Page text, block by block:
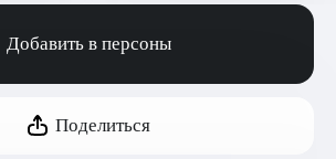
Добавить в персоны
Поделиться